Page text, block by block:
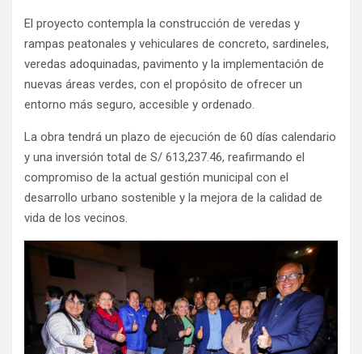
El proyecto contempla la construcción de veredas y
rampas peatonales y vehiculares de concreto, sardineles,
veredas adoquinadas, pavimento y la implementación de
nuevas áreas verdes, con el propósito de ofrecer un
entorno más seguro, accesible y ordenado.
La obra tendrá un plazo de ejecución de 60 días calendario
y una inversión total de S/ 613,237.46, reafirmando el
compromiso de la actual gestión municipal con el
desarrollo urbano sostenible y la mejora de la calidad de
vida de los vecinos.